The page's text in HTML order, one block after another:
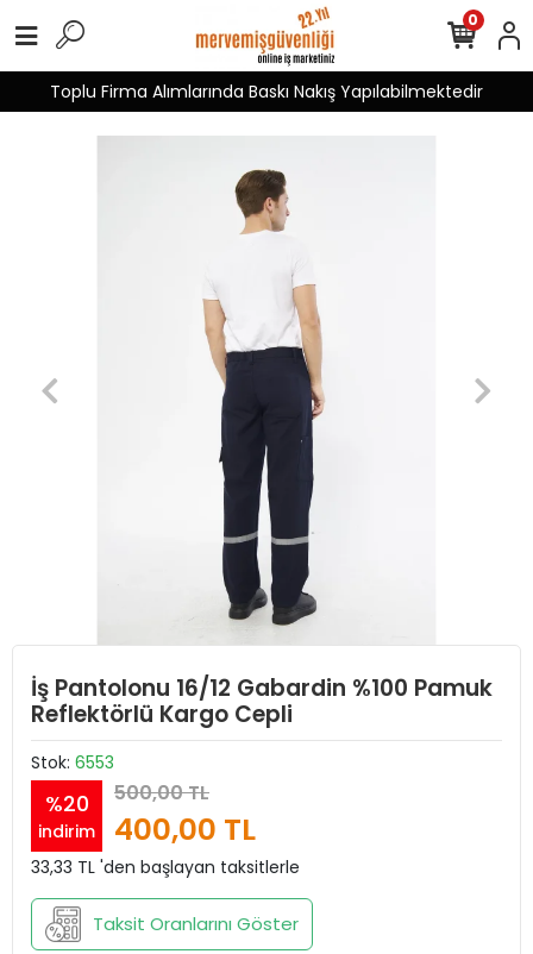
Toplu Firma Alımlarında Baskı Nakış Yapılabilmektedir
0
İş Pantolonu 16/12 Gabardin %100 Pamuk
Reflektörlü Kargo Cepli
Stok: 6553
%20
indirim
500,00 TL
400,00 TL
33,33 TL 'den başlayan taksitlerle
Taksit Oranlarını Göster